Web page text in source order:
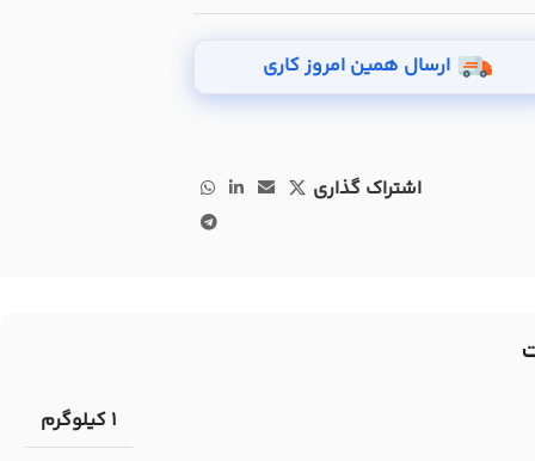
ارسال همین امروز کاری
اشتراک گذاری
1 کیلوگرم